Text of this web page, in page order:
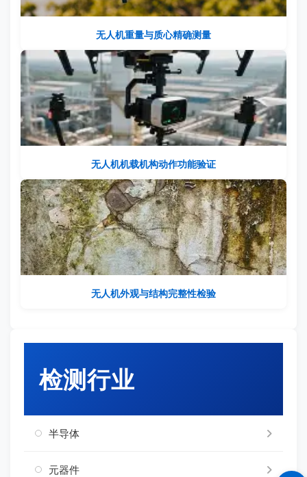
无人机重量与质心精确测量
无人机机载机构动作功能验证
无人机外观与结构完整性检验
检测行业
半导体
元器件